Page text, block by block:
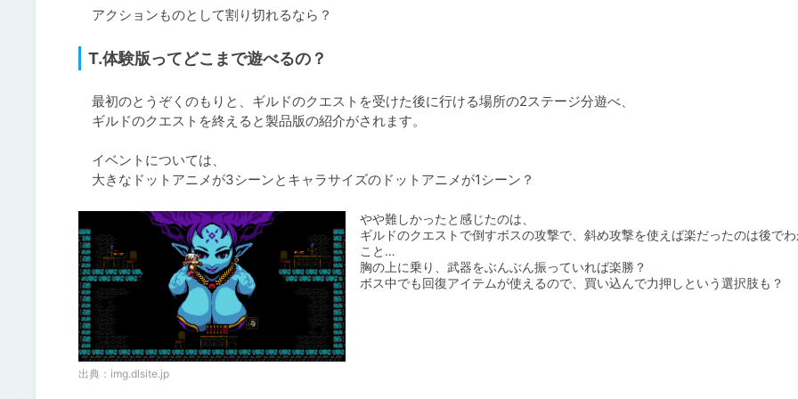
アクションものとして割り切れるなら？
T.体験版ってどこまで遊べるの？
最初のとうぞくのもりと、ギルドのクエストを受けた後に行ける場所の2ステージ分遊べ、
ギルドのクエストを終えると製品版の紹介がされます。
イベントについては、
大きなドットアニメが3シーンとキャラサイズのドットアニメが1シーン？
出典： img.dlsite.jp
やや難しかったと感じたのは、
ギルドのクエストで倒すボスの攻撃で、斜め攻撃を使えば楽だったのは後で
こと…
胸の上に乗り、武器をぶんぶん振っていれば楽勝？
ボス中でも回復アイテムが使えるので、買い込んで力押しという選択肢も？